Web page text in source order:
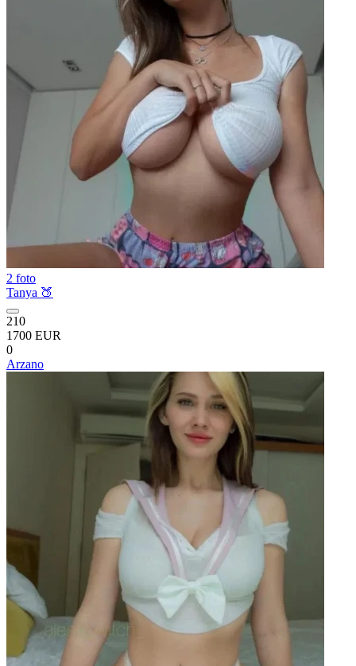
2 foto
Tanya 🍑
210
1700 EUR
0
Arzano